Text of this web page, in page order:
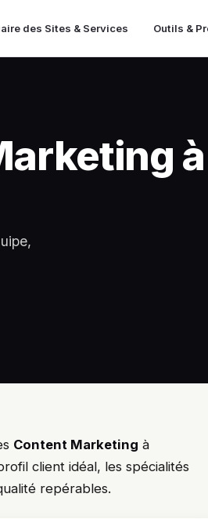
des Sites & Services Outils &
à
Content Marketing à
client idéal, les spécialités
repérables.